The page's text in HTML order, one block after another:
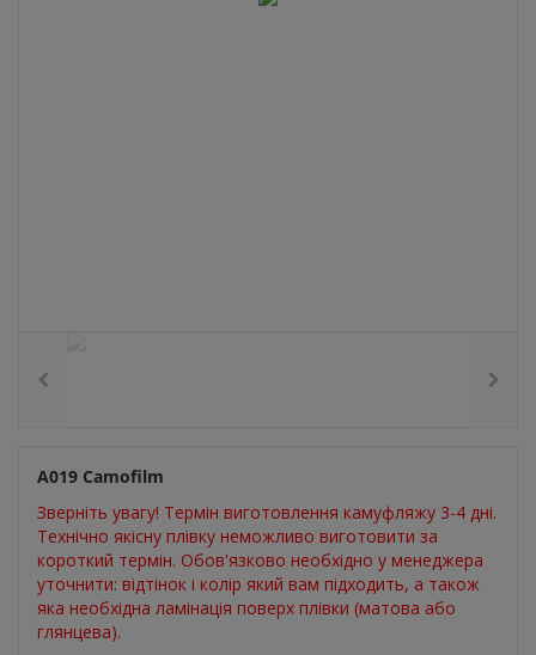
А019 Camofilm
Зверніть увагу! Термін виготовлення камуфляжу 3-4 дні.
Технічно якісну плівку неможливо виготовити за
короткий термін. Обов'язково необхідно у менеджера
уточнити: відтінок і колір який вам підходить, а також
яка необхідна ламінація поверх плівки (матова або
глянцева).